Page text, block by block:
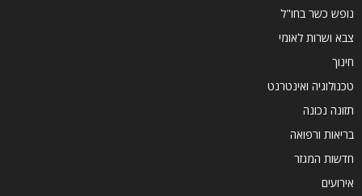
נופש כשר בחו"ל
צבא ושרות לאומי
חינוך
טכנולוגיה ואינטרנט
תזונה נכונה
בריאות ורפואה
חדשות המגזר
אירועים